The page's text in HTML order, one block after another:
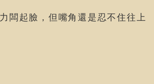
闆起臉，但嘴角還是忍不住往上